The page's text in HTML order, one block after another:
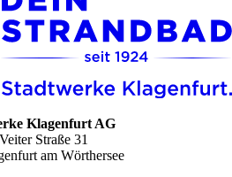
Klagenfurt AG
Straße 31
am Wörthersee